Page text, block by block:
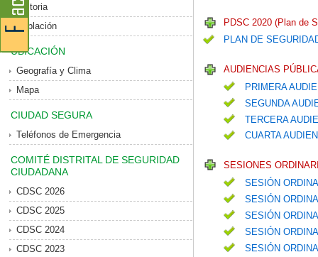
Historia
Población
UBICACIÓN
Geografía y Clima
Mapa
CIUDAD SEGURA
Teléfonos de Emergencia
COMITÉ DISTRITAL DE SEGURIDAD
CIUDADANA
CDSC 2026
CDSC 2025
CDSC 2024
CDSC 2023
PDSC 2020 (Plan de
PLAN DE
AUDIENCIAS
PRIMERA
SEGUNDA
TERCERA
CUARTA
SESIONES
SESIÓN
SESIÓN
SESIÓN
SESIÓN
SESIÓN